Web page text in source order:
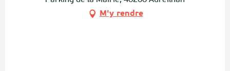
M'y rendre